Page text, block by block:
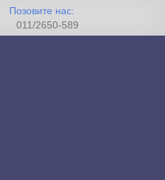
Позовите нас:
011/2650-589